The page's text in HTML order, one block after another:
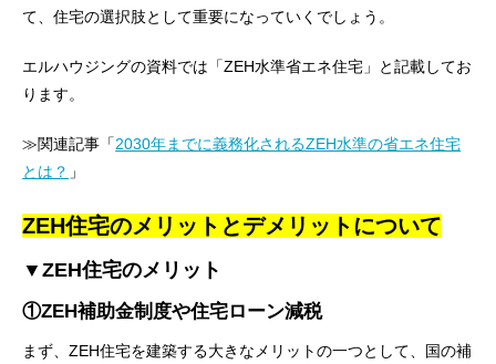
て、住宅の選択肢として重要になっていくでしょう。
エルハウジングの資料では「ZEH水準省エネ住宅」と記載してお
ります。
≫関連記事「2030年までに義務化されるZEH水準の省エネ住宅
とは？ 」
ZEH住宅のメリットとデメリットについて
▼ZEH住宅のメリット
①ZEH補助金制度や住宅ローン減税
まず、ZEH住宅を建築する大きなメリットの一つとして、国の補